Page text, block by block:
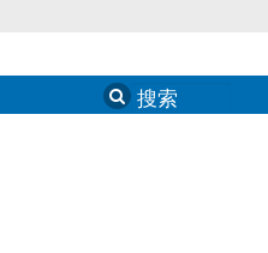
Search
for: